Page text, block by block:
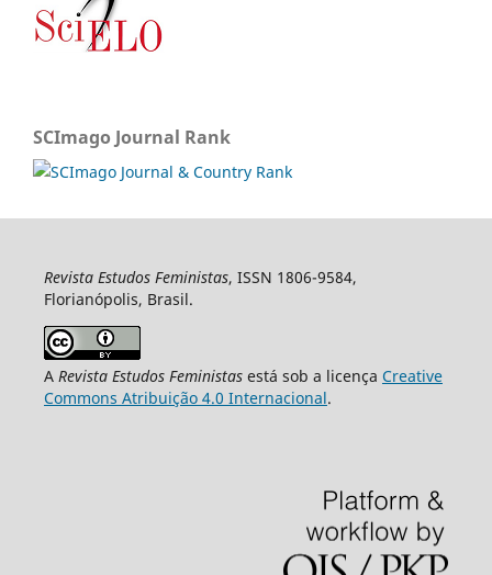
SCImago Journal Rank
Revista Estudos Feministas, ISSN 1806-9584,
Florianópolis, Brasil.
A Revista Estudos Feministasestá sob a licença Creative
Commons Atribuição 4.0 Internacional.